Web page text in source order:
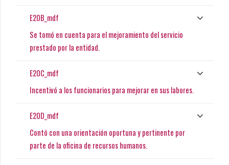
E20B_mdf
Se tomó en cuenta para el mejoramiento del servicio
prestado por la entidad.
E20C_mdf
Incentivó a los funcionarios para mejorar en sus labores.
E20D_mdf
Contó con una orientación oportuna y pertinente por
parte de la oficina de recursos humanos.